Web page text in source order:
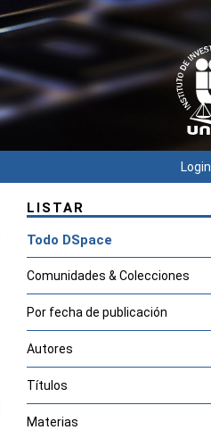
Login
LISTAR
Todo DSpace
Comunidades & Colecciones
Por fecha de publicación
Autores
Títulos
Materias